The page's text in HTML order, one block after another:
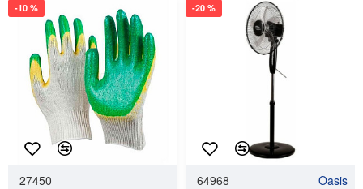
-10 %
27450
-20 %
64968 Oasis